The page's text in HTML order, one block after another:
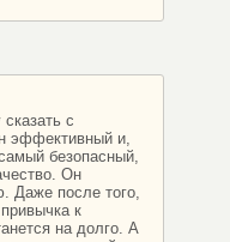
с
эффективный и,
безопасный,
Он
Даже после того,
к
на долго. А